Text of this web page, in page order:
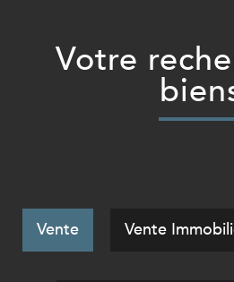
Votre recherche de
Vente Vente